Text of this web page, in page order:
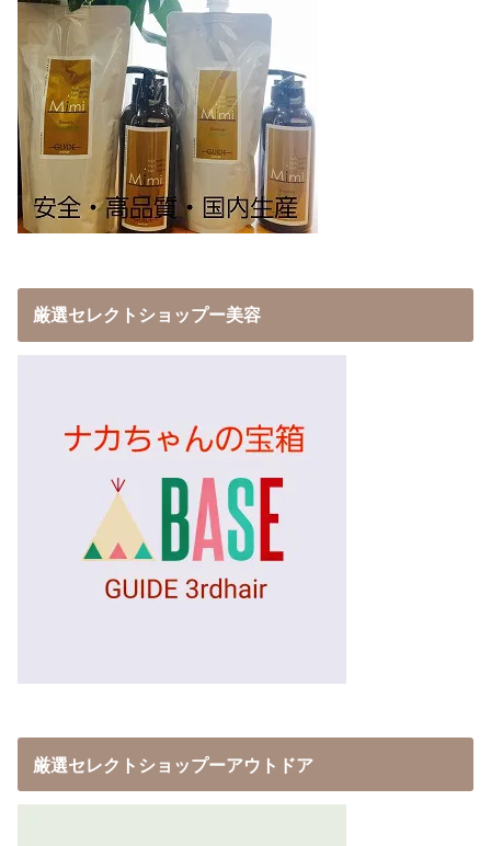
厳選セレクトショップー美容
厳選セレクトショップーアウトドア